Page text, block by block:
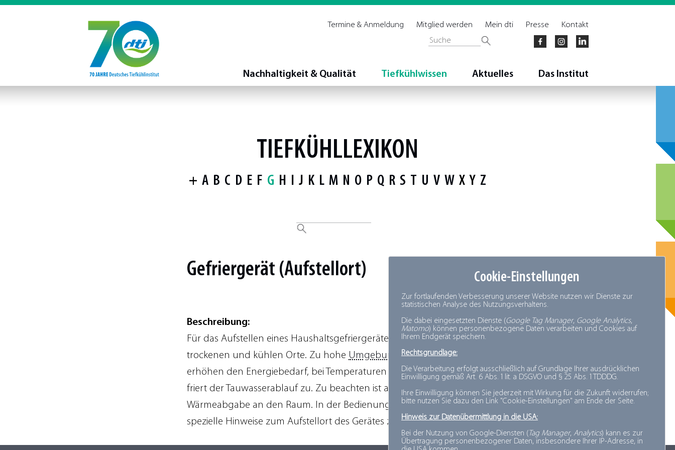
Cookie-Einstellungen
Zur fortlaufenden Verbesserung unserer Website nutzen wir Dienste zur
statistischen Analyse des Nutzungsverhaltens.
Die dabei eingesetzten Dienste (Google Tag Manager, Google Analytics,
Matomo) können personenbezogene Daten verarbeiten und Cookies auf
Ihrem Endgerät speichern.
Rechtsgrundlage:
Die Verarbeitung erfolgt ausschließlich auf Grundlage Ihrer ausdrücklichen
Einwilligung gemäß Art. 6 Abs. 1 lit. a DSGVO und § 25 Abs. 1 TDDDG.
Ihre Einwilligung können Sie jederzeit mit Wirkung für die Zukunft widerrufen;
bitte nutzen Sie dazu den Link "Cookie-Einstellungen" am Ende der Seite.
Hinweis zur Datenübermittlung in die USA:
Bei der Nutzung von Google-Diensten (Tag Manager, Analytics) kann es zur
Übertragung personenbezogener Daten, insbesondere Ihrer IP-Adresse, in
Kontakt
Presse
Mein dti
Mitglied werden
Termine & Anmeldung
Nachhaltigkeit & Qualität Tiefkühlwissen Aktuelles Das Institut
TIEFKÜHLLEXIKON
+ A B C D E F G H I J K L M N O P Q R S T U V W X Y Z
Gefriergerät (Aufstellort)
Beschreibung:
Für das Aufstellen eines Haushaltsgefriergerätes eignen sich alle
trockenen und kühlen Orte. Zu hohe Umgebungstemperaturen
erhöhen den Energiebedarf, bei Temperaturen unter null Grad Celsius
friert der Tauwasserablauf zu. Zu beachten ist außerdem die
Wärmeabgabe an den Raum. In der Bedienungsanleitung sind
spezielle Hinweise zum Aufstellort des Gerätes zu finden.